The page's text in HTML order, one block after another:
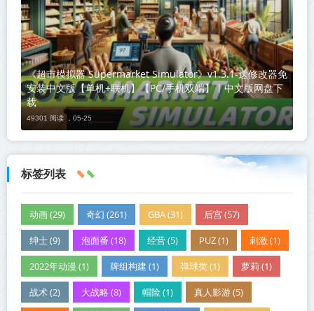
《超市模拟器 Supermarket Simulator》v1.3.1-送修改器免
安装中文版【单机+联机】【PC/手机双端】丨中文版网盘下
载
49301 阅读 ， 05-25
标签列表
动画 (29) 奇幻 (261) GBA (31) 后宫 (57)
绅士 (9) 泡面番 (18) 经营 (5) PUZ (1) 刺激 (1)
2022年动漫 (1) 牌组构建 (1) 弹球类 (1) 萝莉 (1)
战术 (2) 大战略 (8) 帽险 (1) 真人影游 (5)